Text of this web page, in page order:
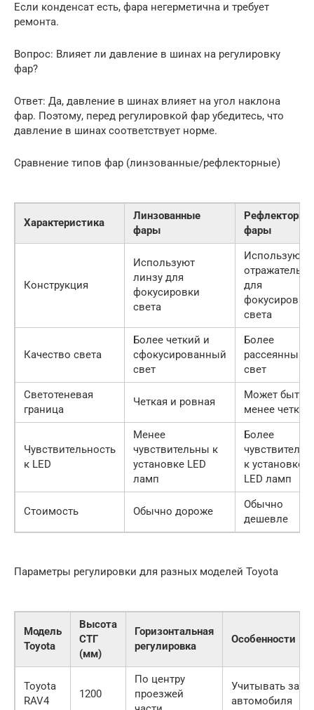
Если конденсат есть, фара негерметична и требует
ремонта.
Вопрос: Влияет ли давление в шинах на регулировку
фар?
Ответ: Да, давление в шинах влияет на угол наклона
фар. Поэтому, перед регулировкой фар убедитесь, что
давление в шинах соответствует норме.
Сравнение типов фар (линзованные/рефлекторные)
Характеристика
Линзованные
фары
фары
Конструкция
Используют
линзу для
фокусировки
света
Используют
отражатель
для
фокусировки
света
Качество света
Более четкий и
сфокусированный
свет
Более
рассеянный
свет
Светотеневая
граница
Четкая и ровная
Может быть
менее четкой
Чувствительность
к LED
Менее
чувствительны к
установке LED
ламп
Более
к установке
LED ламп
Стоимость Обычно дороже
Обычно
дешевле
Параметры регулировки для разных моделей Toyota
Модель
Toyota
Высота
СТГ
(мм)
Горизонтальная
регулировка
Особенности
Toyota
RAV4
1200
По центру
проезжей
Учитывать
автомобиля